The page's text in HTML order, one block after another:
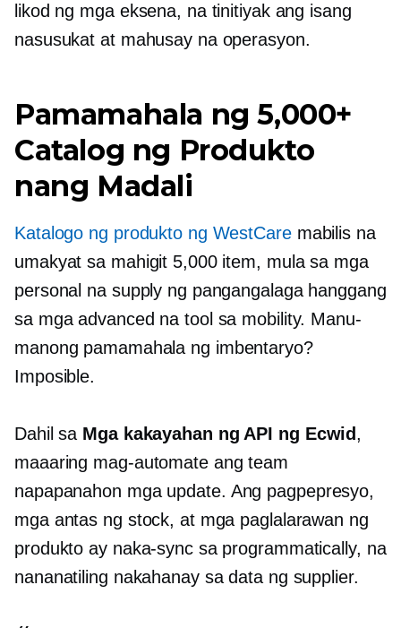
likod ng mga eksena, na tinitiyak ang isang
nasusukat at mahusay na operasyon.
Pamamahala ng 5,000+
Catalog ng Produkto
nang Madali
Katalogo ng produkto ng WestCaremabilis na
umakyat sa mahigit 5,000 item, mula sa mga
personal na supply ng pangangalaga hanggang
sa mga advanced na tool sa mobility. Manu-
manong pamamahala ng imbentaryo?
Imposible.
Dahil sa Mga kakayahan ng API ng Ecwid,
maaaring mag-automate ang team
napapanahon mga update. Ang pagpepresyo,
mga antas ng stock, at mga paglalarawan ng
produkto ay naka-sync sa programmatically, na
nananatiling nakahanay sa data ng supplier.